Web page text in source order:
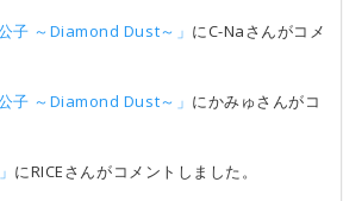
子 ～Diamond Dust～」 にC-Naさんがコメ
子 ～Diamond Dust～」 にかみゅさんがコ
にRICEさんがコメントしました。